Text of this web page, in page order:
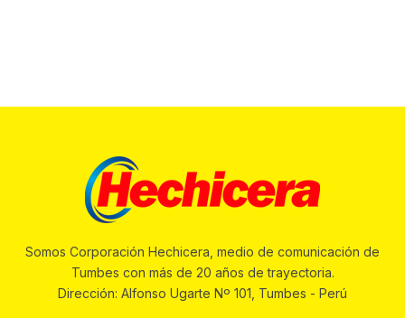
Somos Corporación Hechicera, medio de comunicación de
Tumbes con más de 20 años de trayectoria.
Dirección: Alfonso Ugarte Nº 101, Tumbes - Perú